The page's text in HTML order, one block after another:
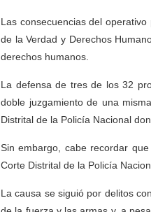
Las consecuencias del
de la Verdad y Derechos
derechos humanos.
La defensa de tres de los 32
doble juzgamiento de una
Distrital de la Policía Nacional
Sin embargo, cabe recordar
Corte Distrital de la Policía
La causa se siguió por delitos